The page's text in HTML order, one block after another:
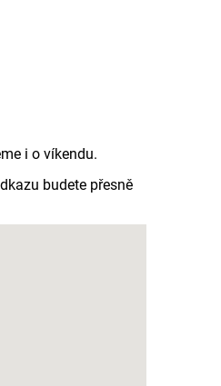
i o víkendu.
budete přesně